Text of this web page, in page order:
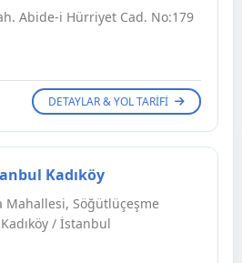
Abide-i Hürriyet Cad. No:179
DETAYLAR & YOL TARIFI
Kadıköy
Mahallesi, Söğütlüçeşme
/ İstanbul